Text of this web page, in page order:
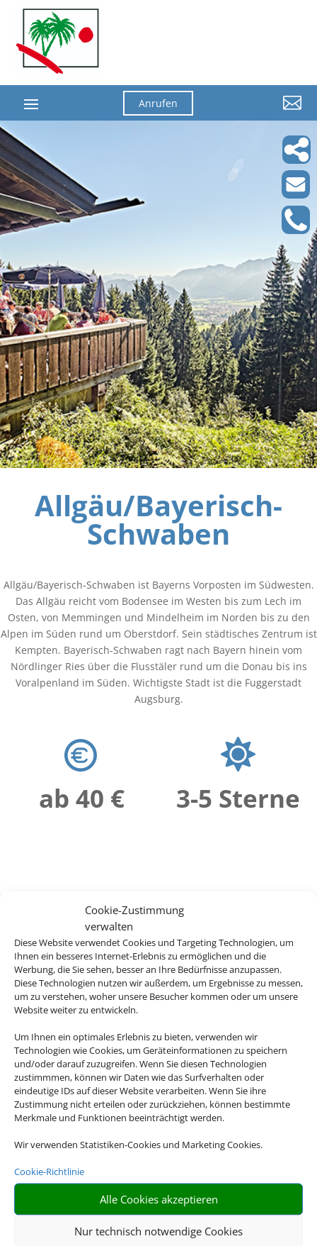
Cookie-Zustimmung
verwalten
Diese Website verwendet Cookies und Targeting Technologien, um
Ihnen ein besseres Internet-Erlebnis zu ermöglichen und die
Werbung, die Sie sehen, besser an Ihre Bedürfnisse anzupassen.
Diese Technologien nutzen wir außerdem, um Ergebnisse zu messen,
um zu verstehen, woher unsere Besucher kommen oder um unsere
Website weiter zu entwickeln.
Um Ihnen ein optimales Erlebnis zu bieten, verwenden wir
Technologien wie Cookies, um Geräteinformationen zu speichern
und/oder darauf zuzugreifen. Wenn Sie diesen Technologien
zustimmmen, können wir Daten wie das Surfverhalten oder
eindeutige IDs auf dieser Website verarbeiten. Wenn Sie ihre
Zustimmung nicht erteilen oder zurückziehen, können bestimmte
Merkmale und Funktionen beeinträchtigt werden.
Wir verwenden Statistiken-Cookies und Marketing Cookies.
Cookie-Richtlinie
Alle Cookies akzeptieren
Nur technisch notwendige Cookies
Anrufen 
Allgäu/Bayerisch-
Schwaben
Allgäu/Bayerisch-Schwaben ist Bayerns Vorposten im Südwesten.
Das Allgäu reicht vom Bodensee im Westen bis zum Lech im
Osten, von Memmingen und Mindelheim im Norden bis zu den
Alpen im Süden rund um Oberstdorf. Sein städtisches Zentrum ist
Kempten. Bayerisch-Schwaben ragt nach Bayern hinein vom
Nördlinger Ries über die Flusstäler rund um die Donau bis ins
Voralpenland im Süden. Wichtigste Stadt ist die Fuggerstadt
Augsburg.
ab 40 € 3-5 Sterne